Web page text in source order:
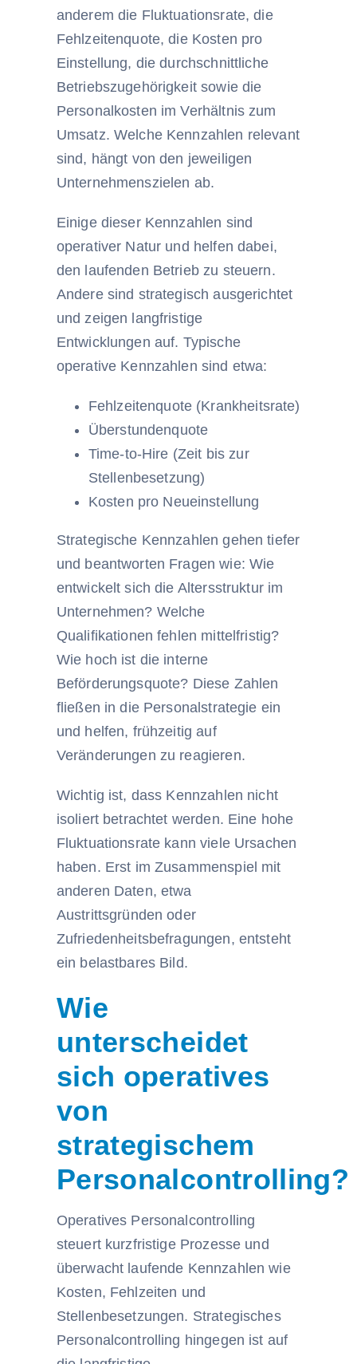
anderem die Fluktuationsrate, die
Fehlzeitenquote, die Kosten pro
Einstellung, die durchschnittliche
Betriebszugehörigkeit sowie die
Personalkosten im Verhältnis zum
Umsatz. Welche Kennzahlen relevant
sind, hängt von den jeweiligen
Unternehmenszielen ab.
Einige dieser Kennzahlen sind
operativer Natur und helfen dabei,
den laufenden Betrieb zu steuern.
Andere sind strategisch ausgerichtet
und zeigen langfristige
Entwicklungen auf. Typische
operative Kennzahlen sind etwa:
Fehlzeitenquote (Krankheitsrate)
Überstundenquote
Time-to-Hire (Zeit bis zur
Stellenbesetzung)
Kosten pro Neueinstellung
Strategische Kennzahlen gehen tiefer
und beantworten Fragen wie: Wie
entwickelt sich die Altersstruktur im
Unternehmen? Welche
Qualifikationen fehlen mittelfristig?
Wie hoch ist die interne
Beförderungsquote? Diese Zahlen
fließen in die Personalstrategie ein
und helfen, frühzeitig auf
Veränderungen zu reagieren.
Wichtig ist, dass Kennzahlen nicht
isoliert betrachtet werden. Eine hohe
Fluktuationsrate kann viele Ursachen
haben. Erst im Zusammenspiel mit
anderen Daten, etwa
Austrittsgründen oder
Zufriedenheitsbefragungen, entsteht
ein belastbares Bild.
Wie
unterscheidet
sich operatives
von
strategischem
Personalcontrolling?
Operatives Personalcontrolling
steuert kurzfristige Prozesse und
überwacht laufende Kennzahlen wie
Kosten, Fehlzeiten und
Stellenbesetzungen. Strategisches
Personalcontrolling hingegen ist auf